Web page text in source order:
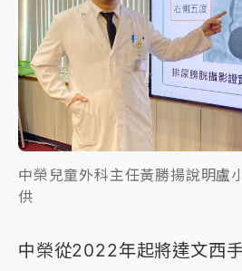
中榮兒童外科主任黃勝揚說明盧
供
中榮從2022年起將達文西